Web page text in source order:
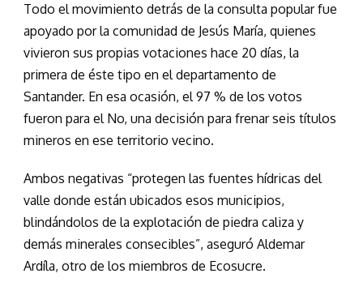
Todo el movimiento detrás de la consulta popular fue
apoyado por la comunidad de Jesús María, quienes
vivieron sus propias votaciones hace 20 días, la
primera de éste tipo en el departamento de
Santander. En esa ocasión, el 97 % de los votos
fueron para el No, una decisión para frenar seis títulos
mineros en ese territorio vecino.
Ambos negativas “protegen las fuentes hídricas del
valle donde están ubicados esos municipios,
blindándolos de la explotación de piedra caliza y
demás minerales consecibles”, aseguró Aldemar
Ardíla, otro de los miembros de Ecosucre.